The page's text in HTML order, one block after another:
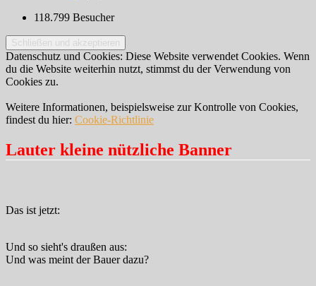
118.799 Besucher
Datenschutz und Cookies: Diese Website verwendet Cookies. Wenn
du die Website weiterhin nutzt, stimmst du der Verwendung von
Cookies zu.
Weitere Informationen, beispielsweise zur Kontrolle von Cookies,
findest du hier: Cookie-Richtlinie
Lauter kleine nützliche Banner
Das ist jetzt:
Und so sieht's draußen aus:
Und was meint der Bauer dazu?